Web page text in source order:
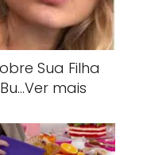
Sua Filha
mais